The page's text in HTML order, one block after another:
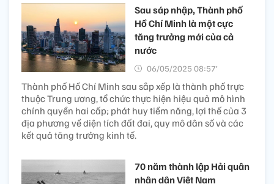
Sau sáp nhập, Thành phố
Hồ Chí Minh là một cực
tăng trưởng mới của cả
nước
06/05/2025 08:57’
Thành phố Hồ Chí Minh sau sắp xếp là thành phố trực
thuộc Trung ương, tổ chức thực hiện hiệu quả mô hình
chính quyền hai cấp; phát huy tiềm năng, lợi thế của 3
địa phương về diện tích đất đai, quy mô dân số và các
kết quả tăng trưởng kinh tế.
70 năm thành lập Hải quân
nhân dân Việt Nam